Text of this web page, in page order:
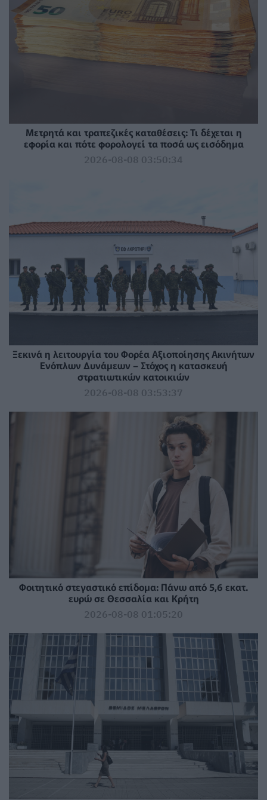
Μετρητά και τραπεζικές καταθέσεις: Τι δέχεται η
εφορία και πότε φορολογεί τα ποσά ως εισόδημα
2026-08-08 03:50:34
Ξεκινά η λειτουργία του Φορέα Αξιοποίησης Ακινήτων
Ενόπλων Δυνάμεων – Στόχος η κατασκευή
στρατιωτικών κατοικιών
2026-08-08 03:53:37
Φοιτητικό στεγαστικό επίδομα: Πάνω από 5,6 εκατ.
ευρώ σε Θεσσαλία και Κρήτη
2026-08-08 01:05:20